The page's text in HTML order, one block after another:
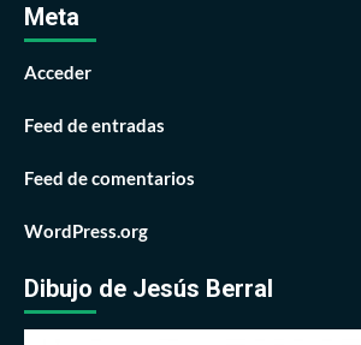
Meta
Acceder
Feed de entradas
Feed de comentarios
WordPress.org
Dibujo de Jesús Berral